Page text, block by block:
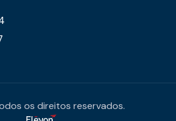
os direitos reservados.